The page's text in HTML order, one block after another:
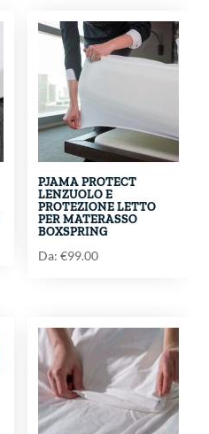
PJAMA PROTECT
LENZUOLO E
PROTEZIONE LETTO
PER MATERASSO
BOXSPRING
Da: €99.00